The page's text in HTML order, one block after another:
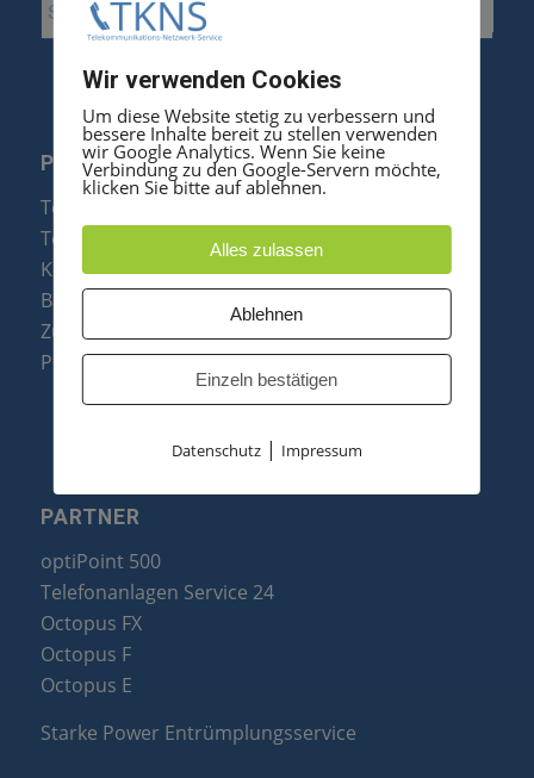
PRODUKTE
Telefonanlagen
Telefone
Konftel Konferenztelefone
Baugruppen
Zubehör & Ersatzteile
Produktzusammenfassung
PARTNER
optiPoint 500
Telefonanlagen Service 24
Octopus FX
Octopus F
Octopus E
Starke Power Entrümplungsservice
Wir verwenden Cookies
Um diese Website stetig zu verbessern und
bessere Inhalte bereit zu stellen verwenden
wir Google Analytics. Wenn Sie keine
Verbindung zu den Google-Servern möchte,
klicken Sie bitte auf ablehnen.
Alles zulassen
Ablehnen
Einzeln bestätigen
Datenschutz| Impressum